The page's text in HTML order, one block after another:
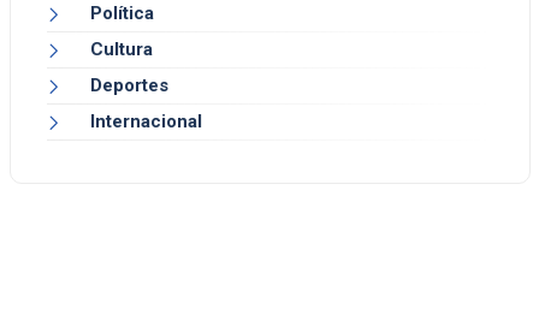
Política
Cultura
Deportes
Internacional